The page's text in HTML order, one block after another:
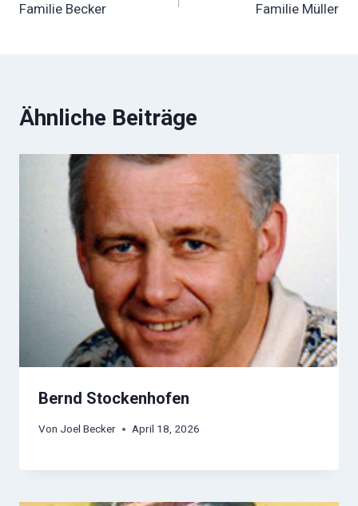
Familie Becker Familie Müller
Ähnliche Beiträge
Bernd Stockenhofen
Von Joel Becker April 18, 2026